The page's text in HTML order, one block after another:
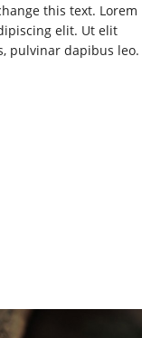
this text. Lorem
elit. Ut elit
pulvinar dapibus leo.